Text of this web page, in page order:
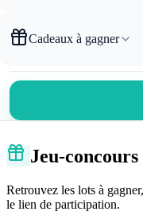
Cadeaux à gagner
Jeu-
Retrouvez les lots à
le lien de participation.